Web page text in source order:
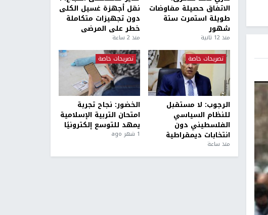
الاتفاق حصيلة مفاوضات
طويلة استمرت ستة
شهور
منذ 12 ثانية
نقل أجهزة غسيل الكلى
دون تجهيزات متكاملة
خطر على المرضى
منذ 2 ساعة
تصريحات خاصة
الرجوب: لا مستقبل
للنظام السياسي
الفلسطيني دون
انتخابات ديمقراطية
منذ ساعة
تصريحات خاصة
الخضور: نجاح تجربة
امتحان التربية الإسلامية
يمهد للتوسع إلكترونيًا
1 شهر ago